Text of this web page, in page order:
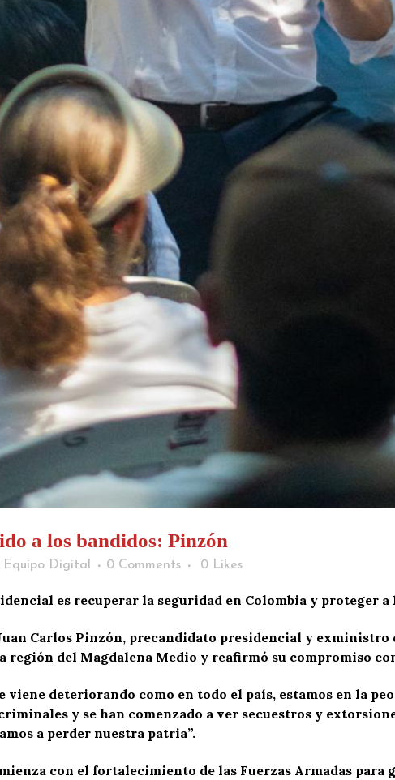
a los bandidos: Pinzón
Equipo Digital 0 Comments 0 Likes
es recuperar la seguridad en Colombia y proteger a
Carlos Pinzón, precandidato presidencial y exministro
región del Magdalena Medio y reafirmó su compromiso
viene deteriorando como en todo el país, estamos en la
y se han comenzado a ver secuestros y
a perder nuestra patria”.
con el fortalecimiento de las Fuerzas Armadas para